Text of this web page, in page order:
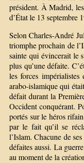
président. À Madrid,
d’État le 13 septembre
Selon Charles-André
triomphe prochain de
sainte qui évincerait le
plus qu’une défaite.
les forces impérialistes
arabo-islamique qui
défait durant la
Occident conquérant.
portés sur le héros
par le fait qu’il se
l’Islam. Chacune de
défaites aussi. La
au moment de la